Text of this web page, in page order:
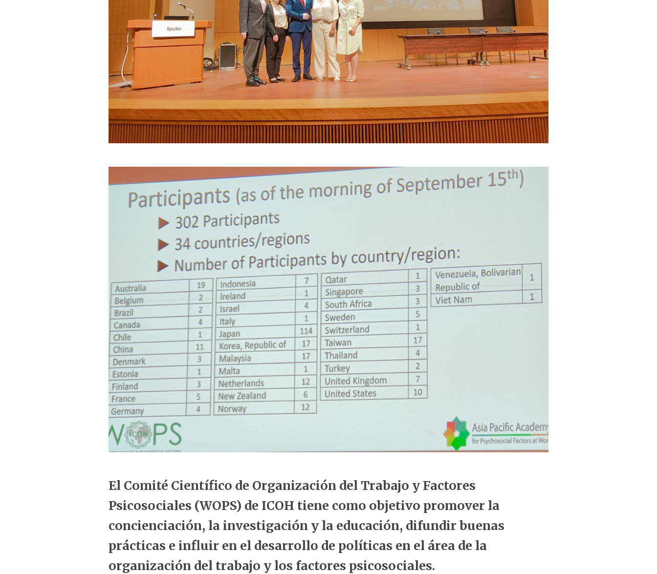
El Comité Científico de Organización del Trabajo y Factores
Psicosociales (WOPS) de ICOH tiene como objetivo promover la
concienciación, la investigación y la educación, difundir buenas
prácticas e influir en el desarrollo de políticas en el área de la
organización del trabajo y los factores psicosociales.